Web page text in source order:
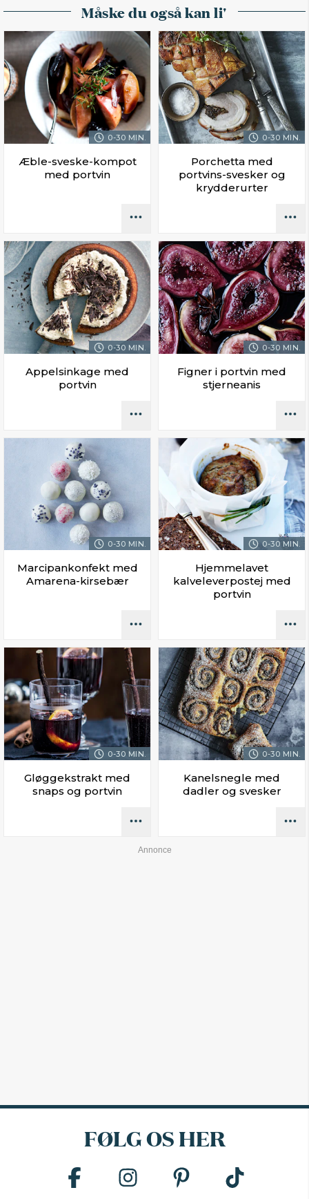
Måske du også kan li'
0-30 MIN.
Æble-sveske-kompot
med portvin
0-30 MIN.
Porchetta med
portvins-svesker og
krydderurter
0-30 MIN.
Appelsinkage med
portvin
0-30 MIN.
Figner i portvin med
stjerneanis
0-30 MIN.
Marcipankonfekt med
Amarena-kirsebær
0-30 MIN.
Hjemmelavet
kalveleverpostej med
portvin
0-30 MIN.
Gløggekstrakt med
snaps og portvin
0-30 MIN.
Kanelsnegle med
dadler og svesker
FØLG OS HER